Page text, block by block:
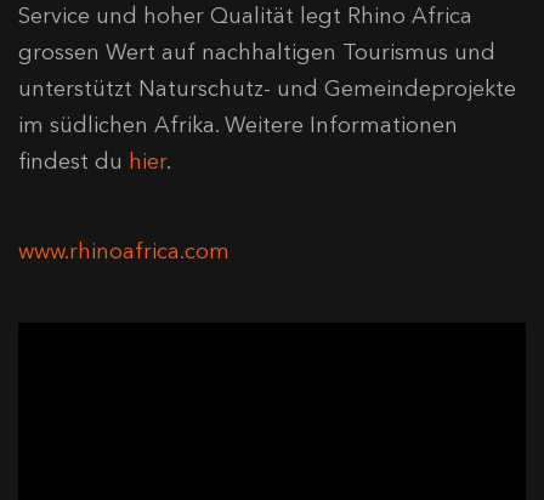
Service und hoher Qualität legt Rhino Africa
grossen Wert auf nachhaltigen Tourismus und
unterstützt Naturschutz- und Gemeindeprojekte
im südlichen Afrika. Weitere Informationen
findest du hier.
www.rhinoafrica.com